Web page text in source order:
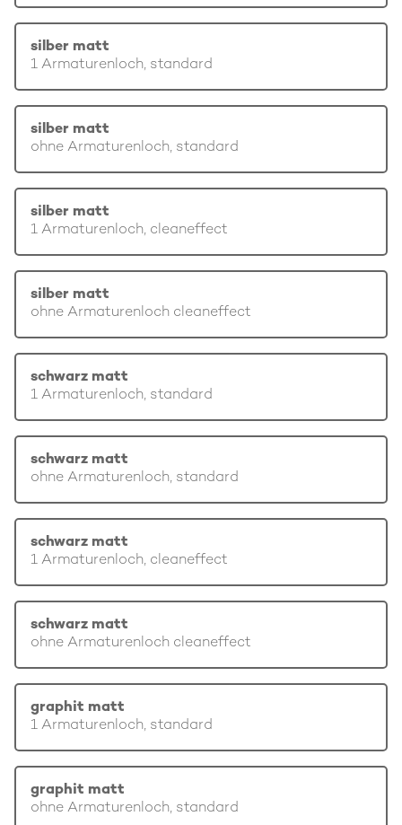
silber matt
1 Armaturenloch, standard
silber matt
ohne Armaturenloch, standard
silber matt
1 Armaturenloch, cleaneffect
silber matt
ohne Armaturenloch cleaneffect
schwarz matt
1 Armaturenloch, standard
schwarz matt
ohne Armaturenloch, standard
schwarz matt
1 Armaturenloch, cleaneffect
schwarz matt
ohne Armaturenloch cleaneffect
graphit matt
1 Armaturenloch, standard
graphit matt
ohne Armaturenloch, standard